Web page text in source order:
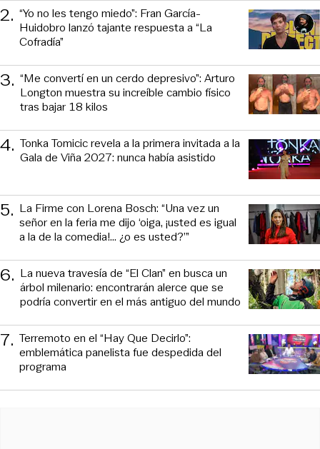
2. “Yo no les tengo miedo”: Fran García-
Huidobro lanzó tajante respuesta a “La
Cofradía”
3. “Me convertí en un cerdo depresivo”: Arturo
Longton muestra su increíble cambio físico
tras bajar 18 kilos
4. Tonka Tomicic revela a la primera invitada a la
Gala de Viña 2027: nunca había asistido
5. La Firme con Lorena Bosch: “Una vez un
señor en la feria me dijo ‘oiga, ¡usted es igual
a la de la comedia!... ¿o es usted?’”
6. La nueva travesía de “El Clan” en busca un
árbol milenario: encontrarán alerce que se
podría convertir en el más antiguo del mundo
7. Terremoto en el “Hay Que Decirlo”:
emblemática panelista fue despedida del
programa